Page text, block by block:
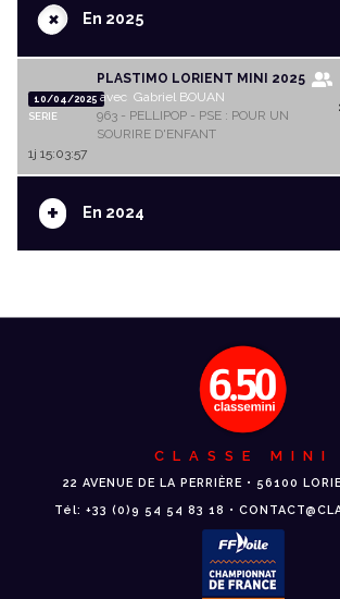
+En 2025
10/04/2025
SERIE
PLASTIMO LORIENT MINI 2025
avec Gabriel BOUAN
963 - PELLIPOP - PSE : POUR UN
SOURIRE D'ENFANT
1j 15:03:57
+ En 2024
CLASSE MINI
22 AVENUE DE LA PERRIÈRE • 56100
Tél: +33 (0)9 54 54 83 18 •